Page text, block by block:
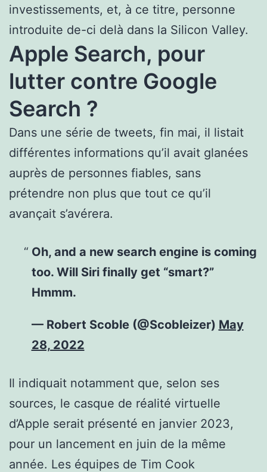
investissements, et, à ce titre, personne
introduite de-ci delà dans la Silicon Valley.
Apple Search, pour
lutter contre Google
Search ?
Dans une série de tweets, fin mai, il listait
différentes informations qu’il avait glanées
auprès de personnes fiables, sans
prétendre non plus que tout ce qu’il
avançait s’avérera.
Oh, and a new search engine is coming
too. Will Siri finally get “smart?”
Hmmm.
— Robert Scoble (@Scobleizer) May
28, 2022
Il indiquait notamment que, selon ses
sources, le casque de réalité virtuelle
d’Apple serait présenté en janvier 2023,
pour un lancement en juin de la même
année. Les équipes de Tim Cook